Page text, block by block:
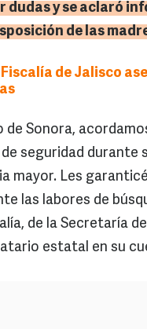
dudas y se aclaró
de las
Fiscalía de Jalisco
de Sonora,
seguridad durante
mayor. Les
las labores de
de la Secretaría
estatal en su